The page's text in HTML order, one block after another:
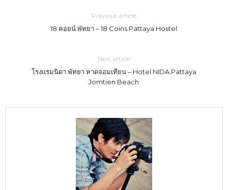
Previous article
18 คอยน์ พัทยา – 18 Coins Pattaya Hostel
Next article
โรงแรมนิดา พัทยา หาดจอมเทียน – Hotel NIDA Pattaya
Jomtien Beach